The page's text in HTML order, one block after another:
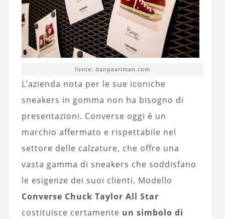
fonte: danpearlman.com
L’azienda nota per le sue iconiche
sneakers in gomma non ha bisogno di
presentazioni. Converse oggi è un
marchio affermato e rispettabile nel
settore delle calzature, che offre una
vasta gamma di sneakers che soddisfano
le esigenze dei suoi clienti. Modello
Converse Chuck Taylor All Star
costituisce certamente un simbolo di